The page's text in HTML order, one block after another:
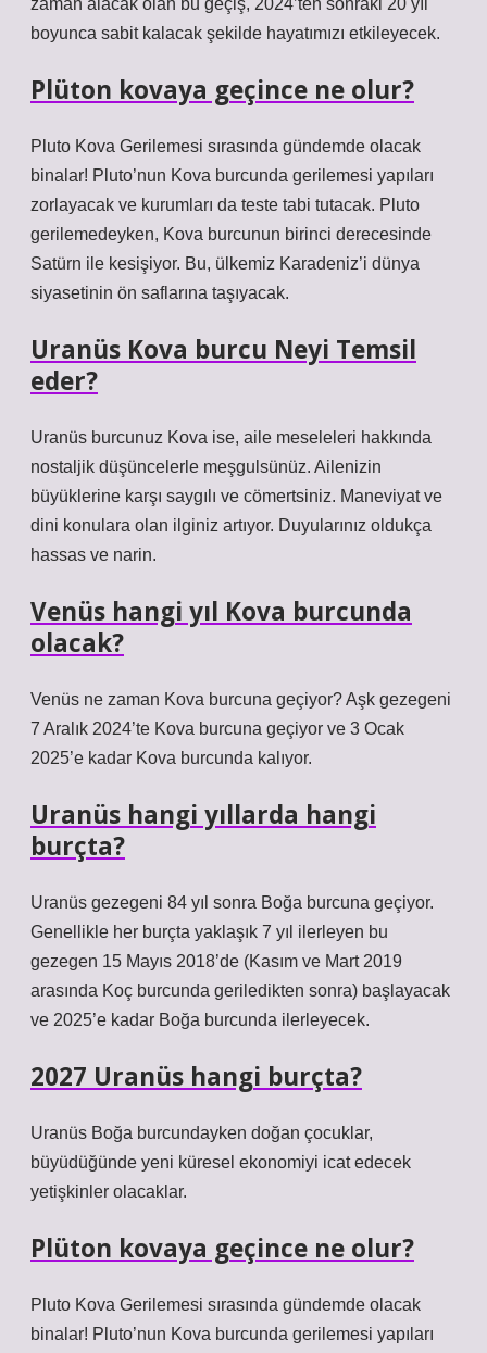
zaman alacak olan bu geçiş, 2024’ten sonraki 20 yıl
boyunca sabit kalacak şekilde hayatımızı etkileyecek.
Plüton kovaya geçince ne olur?
Pluto Kova Gerilemesi sırasında gündemde olacak
binalar! Pluto’nun Kova burcunda gerilemesi yapıları
zorlayacak ve kurumları da teste tabi tutacak. Pluto
gerilemedeyken, Kova burcunun birinci derecesinde
Satürn ile kesişiyor. Bu, ülkemiz Karadeniz’i dünya
siyasetinin ön saflarına taşıyacak.
Uranüs Kova burcu Neyi Temsil
eder?
Uranüs burcunuz Kova ise, aile meseleleri hakkında
nostaljik düşüncelerle meşgulsünüz. Ailenizin
büyüklerine karşı saygılı ve cömertsiniz. Maneviyat ve
dini konulara olan ilginiz artıyor. Duyularınız oldukça
hassas ve narin.
Venüs hangi yıl Kova burcunda
olacak?
Venüs ne zaman Kova burcuna geçiyor? Aşk gezegeni
7 Aralık 2024’te Kova burcuna geçiyor ve 3 Ocak
2025’e kadar Kova burcunda kalıyor.
Uranüs hangi yıllarda hangi
burçta?
Uranüs gezegeni 84 yıl sonra Boğa burcuna geçiyor.
Genellikle her burçta yaklaşık 7 yıl ilerleyen bu
gezegen 15 Mayıs 2018’de (Kasım ve Mart 2019
arasında Koç burcunda geriledikten sonra) başlayacak
ve 2025’e kadar Boğa burcunda ilerleyecek.
2027 Uranüs hangi burçta?
Uranüs Boğa burcundayken doğan çocuklar,
büyüdüğünde yeni küresel ekonomiyi icat edecek
yetişkinler olacaklar.
Plüton kovaya geçince ne olur?
Pluto Kova Gerilemesi sırasında gündemde olacak
binalar! Pluto’nun Kova burcunda gerilemesi yapıları